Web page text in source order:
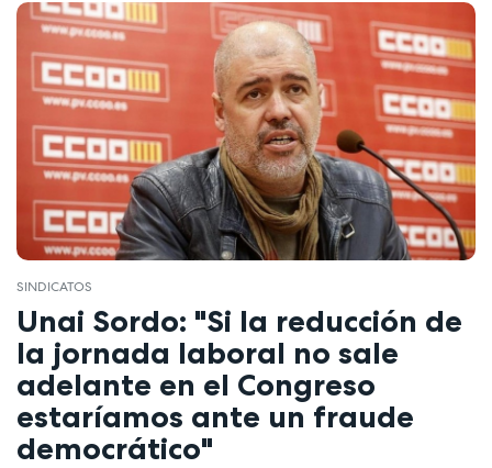
SINDICATOS
Unai Sordo: "Si la reducción de
la jornada laboral no sale
adelante en el Congreso
estaríamos ante un fraude
democrático"